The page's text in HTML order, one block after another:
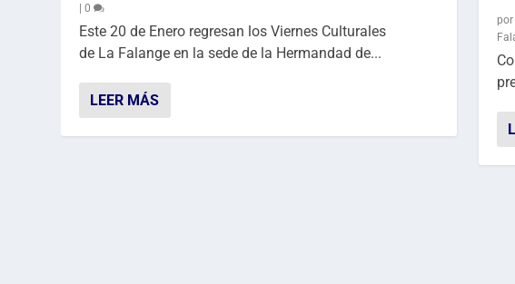
|0
Este 20 de Enero regresan los Viernes Culturales
de La Falange en la sede de la Hermandad de...
LEER MÁS
por